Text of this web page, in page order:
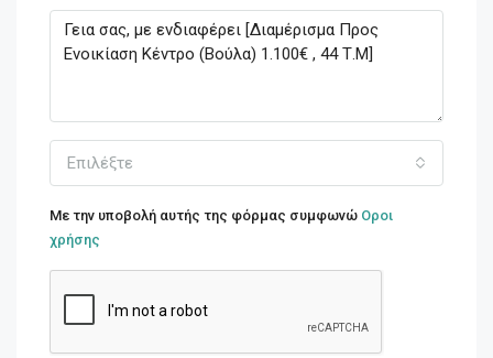
Επιλέξτε
Με την υποβολή αυτής της φόρμας συμφωνώ Οροι
χρήσης